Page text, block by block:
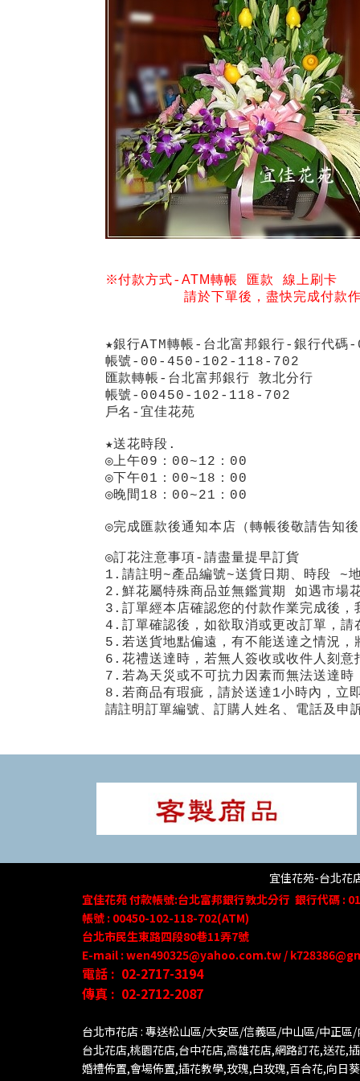
※付款方式-ATM轉帳 匯款
線上刷卡
請於下單後，盡快完成付款
★銀行ATM轉帳-台北富邦銀行-銀行代
帳號-00-450-102-118-702
匯款轉帳-台北富邦銀行 敦北分行
帳號-00450-102-118-702
戶名-宜佳花苑
★送花時段.
◎上午09：00~12：00
◎下午01：00~18：00
◎晚間18：00~21：00
◎完成匯款後通知本店（轉帳後敬請告知
◎訂花注意事項-請盡量提早訂貨
1.請註明~產品編號~送貨日期、時段 ~
2.鮮花屬特殊商品並無鑑賞期 如遇市場
3.訂單經本店確認您的付款作業完成後，
4.訂單確認後，如欲取消或更改訂單，請
5 .若送貨地點偏遠，有不能送達之情況，
6.花禮送達時，若無人簽收或收件人刻意
7.若為天災或不可抗力因素而無法送達時
8.若商品有瑕疵，請於送達1小時內，立
請註明訂單編號、訂購人姓名、電話及
宜佳花苑-台北花
宜佳花苑付款帳號:台北富邦銀行敦北分行 銀行代碼 :
帳號 : 00450-102-118-702(ATM)
台北市民生東路四段80巷11弄7號
E-mail : wen490325@yahoo.com.tw /
電話 : 02-2717-3194
傳真 : 02-2712-2087
台北市花店 : 專送松山區/大安區/信義區/中山區/中正
台北花店,桃園花店,台中花店,高雄花店,網路訂花,送花,
婚禮佈置,會場佈置,插花教學,玫瑰,白玫瑰,百合花,向日